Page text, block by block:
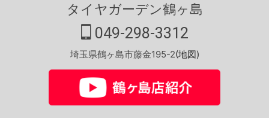
タイヤガーデン鶴ヶ島
049-298-3312
埼玉県鶴ヶ島市藤金195-2(地図)